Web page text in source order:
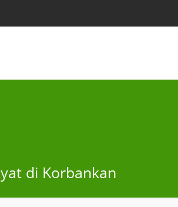
di Korbankan